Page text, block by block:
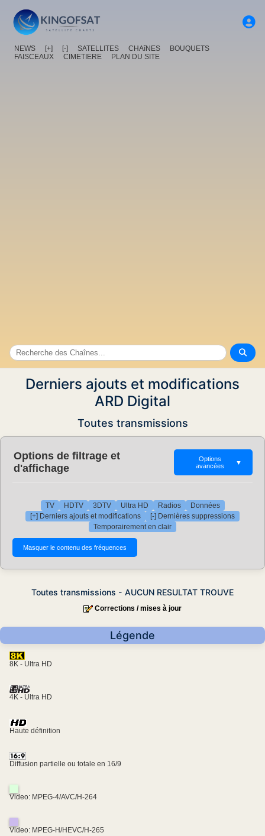
NEWS [+] [-] SATELLITES CHAîNES
BOUQUETS
FAISCEAUX
CIMETIERE PLAN DU SITE
Derniers ajouts et modifications
ARD Digital
Toutes transmissions
Options de filtrage et
d'affichage
Options
avancées
▼
TV HDTV 3DTV Ultra HD Radios
Données
[+] Derniers ajouts et modifications
[-] Dernières suppressions
Temporairement en clair
Toutes transmissions - AUCUN RESULTAT TROUVE
Corrections / mises à jour
Légende
8K - Ultra HD
4K - Ultra HD
Haute définition
Diffusion partielle ou totale en 16/9
Video: MPEG-4/AVC/H-264
Video: MPEG-H/HEVC/H-265